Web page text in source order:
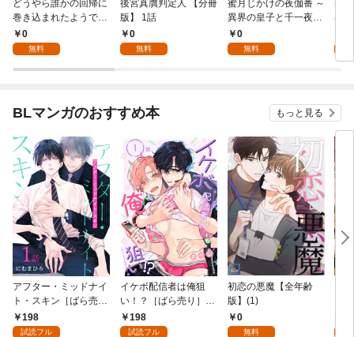
どうやら誰かの回帰に
巻き込まれたようです
【分冊版】 1話
0
無料
後宮真贋判定人 【分冊
版】 1話
0
無料
蜜月じかけの夜伽番 ～
異界の皇子と千一夜～
【分冊版】 1話
0
無料
美
界
版
BLマンガのおすすめ本 もっと見る
アフター・ミッドナイ
ト・スキン［ばら売
り］ 第1話
198
試読フル
イケボ配信者は俺狙
い！？［ばら売り］
第1話
198
試読フル
初恋の悪魔【全年齢
版】(1)
0
無料